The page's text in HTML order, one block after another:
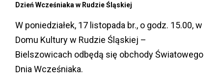
Dzień Wcześniaka w Rudzie Śląskiej
W poniedziałek, 17 listopada br., o godz. 15.00, w
Domu Kultury w Rudzie Śląskiej –
Bielszowicach odbędą się obchody Światowego
Dnia Wcześniaka.